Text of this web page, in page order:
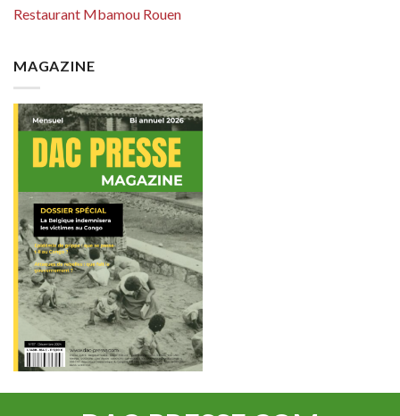
Restaurant Mbamou Rouen
MAGAZINE